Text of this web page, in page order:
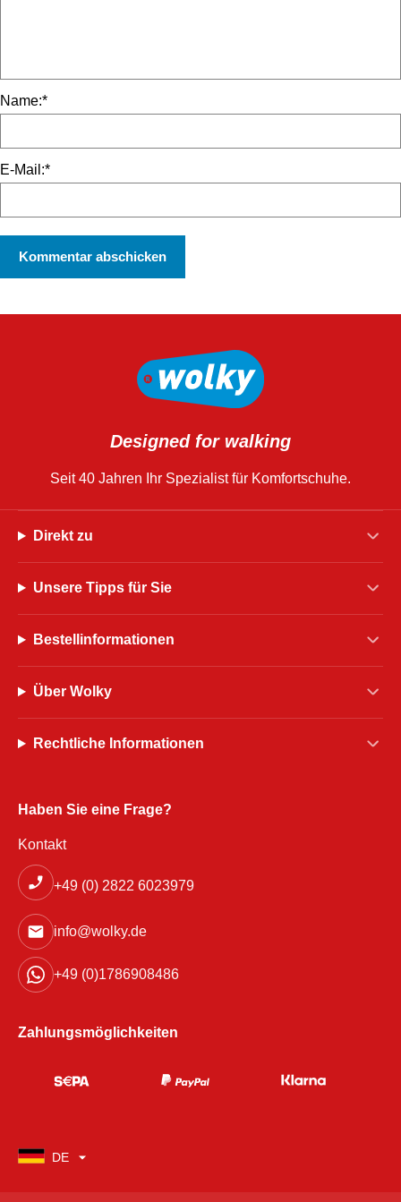
Name:*
E-Mail:*
Designed for walking
Seit 40 Jahren Ihr Spezialist für Komfortschuhe.
Direkt zu
Unsere Tipps für Sie
Bestellinformationen
Über Wolky
Rechtliche Informationen
Haben Sie eine Frage?
Kontakt
+49 (0) 2822 6023979
info@wolky.de
+49 (0)1786908486
Zahlungsmöglichkeiten
DE